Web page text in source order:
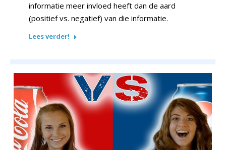
informatie meer invloed heeft dan de aard
(positief vs. negatief) van die informatie.
Lees verder!